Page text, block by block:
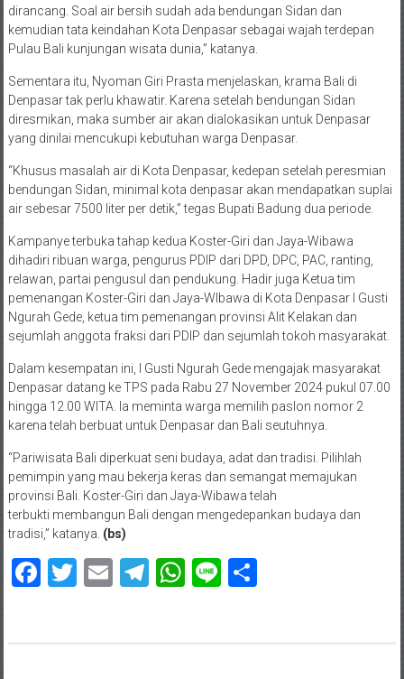
dirancang. Soal air bersih sudah ada bendungan Sidan dan
kemudian tata keindahan Kota Denpasar sebagai wajah terdepan
Pulau Bali kunjungan wisata dunia,” katanya.
Sementara itu, Nyoman Giri Prasta menjelaskan, krama Bali di
Denpasar tak perlu khawatir. Karena setelah bendungan Sidan
diresmikan, maka sumber air akan dialokasikan untuk Denpasar
yang dinilai mencukupi kebutuhan warga Denpasar.
“Khusus masalah air di Kota Denpasar, kedepan setelah peresmian
bendungan Sidan, minimal kota denpasar akan mendapatkan suplai
air sebesar 7500 liter per detik,” tegas Bupati Badung dua periode.
Kampanye terbuka tahap kedua Koster-Giri dan Jaya-Wibawa
dihadiri ribuan warga, pengurus PDIP dari DPD, DPC, PAC, ranting,
relawan, partai pengusul dan pendukung. Hadir juga Ketua tim
pemenangan Koster-Giri dan Jaya-WIbawa di Kota Denpasar I Gusti
Ngurah Gede, ketua tim pemenangan provinsi Alit Kelakan dan
sejumlah anggota fraksi dari PDIP dan sejumlah tokoh masyarakat.
Dalam kesempatan ini, I Gusti Ngurah Gede mengajak masyarakat
Denpasar datang ke TPS pada Rabu 27 November 2024 pukul 07.00
hingga 12.00 WITA. Ia meminta warga memilih paslon nomor 2
karena telah berbuat untuk Denpasar dan Bali seutuhnya.
“Pariwisata Bali diperkuat seni budaya, adat dan tradisi. Pilihlah
pemimpin yang mau bekerja keras dan semangat memajukan
provinsi Bali. Koster-Giri dan Jaya-Wibawa telah
terbukti membangun Bali dengan mengedepankan budaya dan
tradisi,” katanya. (bs)
Facebook
Twitter
EmailTelegram
WhatsApp
LineShare